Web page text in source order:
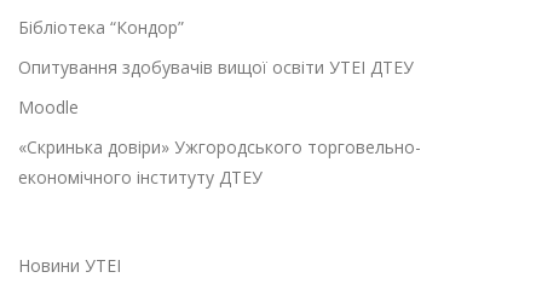
Бібліотека “Кондор”
Опитування здобувачів вищої освіти УТЕІ ДТЕУ
Moodle
«Скринька довіри» Ужгородського торговельно-
економічного інституту ДТЕУ
Новини УТЕІ